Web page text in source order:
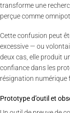
transforme une
perçue comme
Cette confusion peut
excessive — ou
deux cas, elle produit
confiance dans les
résignation numérique
Prototype d’outil et